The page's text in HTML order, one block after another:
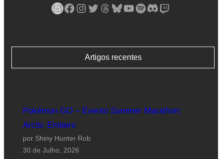
Mail Facebook Instagram Twitter Threads Bluesky YouTube Spotify Discord Twitch
Artigos recentes
Pokémon GO – Evento Summer Marathon:
Arctic Embers
por Shiny Hunter Rob
30 de Julho, 2026